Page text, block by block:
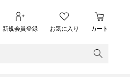
新規会員登録 お気に入り カート